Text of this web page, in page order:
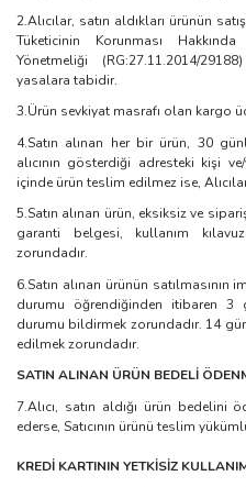
2.Alıcılar, satın aldıkları ürünün
Tüketicinin Korunması
Yönetmeliği (RG:27.11.2014/
yasalara tabidir.
3.Ürün sevkiyat masrafı olan kargo
4.Satın alınan her bir ürün, 30
alıcının gösterdiği adresteki kişi
içinde ürün teslim edilmez ise,
5.Satın alınan ürün, eksiksiz ve
garanti belgesi, kullanım
zorundadır.
6.Satın alınan ürünün satılmasının
durumu öğrendiğinden itibaren 3
durumu bildirmek zorundadır. 14
edilmek zorundadır.
SATIN ALINAN ÜRÜN BEDELİ
7.Alıcı, satın aldığı ürün bedelini
ederse, Satıcının ürünü teslim
KREDİ KARTININ YETKİSİZ